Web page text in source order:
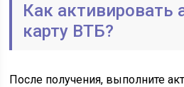
Как активировать
карту ВТБ?
После получения, выполните